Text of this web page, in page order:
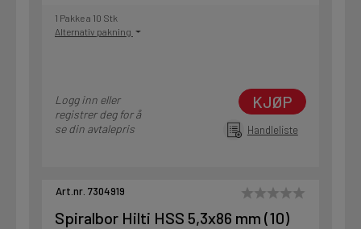
1 Pakke a 10 Stk
Alternativ pakning
Logg inn eller
registrer deg for å
se din avtalepris
KJØP
Handleliste
Art.nr. 7304919
Spiralbor Hilti HSS 5,3x86 mm (10)